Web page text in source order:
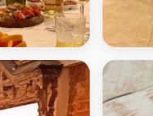
Кейс -